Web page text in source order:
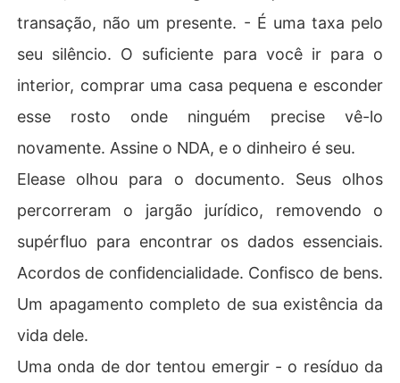
transação, não um presente. - É uma taxa pelo
seu silêncio. O suficiente para você ir para o
interior, comprar uma casa pequena e esconder
esse rosto onde ninguém precise vê-lo
novamente. Assine o NDA, e o dinheiro é seu.
Elease olhou para o documento. Seus olhos
percorreram o jargão jurídico, removendo o
supérfluo para encontrar os dados essenciais.
Acordos de confidencialidade. Confisco de bens.
Um apagamento completo de sua existência da
vida dele.
Uma onda de dor tentou emergir - o resíduo da